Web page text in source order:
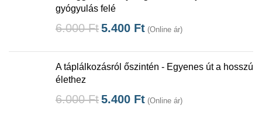
gyógyulás felé
6.000Ft5.400 Ft (Online ár)
A táplálkozásról őszintén - Egyenes út a hosszú
élethez
6.000Ft5.400 Ft (Online ár)